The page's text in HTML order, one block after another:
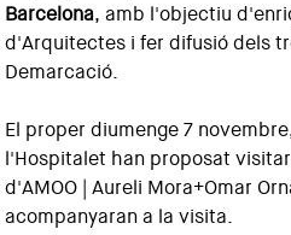
Barcelona, amb l'objectiu
d'Arquitectes i fer difusió dels
Demarcació.
El proper diumenge 7
l'Hospitalet han proposat
d'AMOO | Aureli Mora+Omar
acompanyaran a la visita.